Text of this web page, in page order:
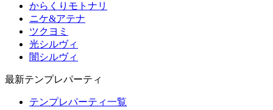
からくりモトナリ
ニケ&アテナ
ツクヨミ
光シルヴィ
闇シルヴィ
最新テンプレパーティ
テンプレパーティ一覧